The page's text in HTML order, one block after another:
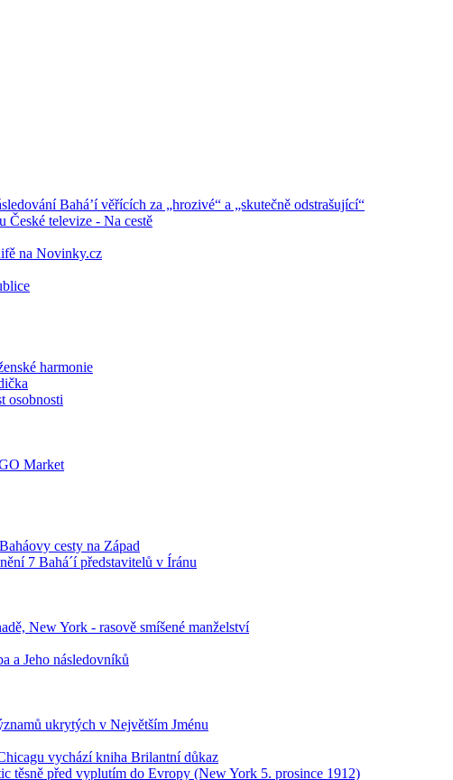
Bahá’í věřících za „hrozivé“ a „skutečně odstrašující“
České televize - Na cestě
na Novinky.cz
harmonie
osobnosti
Market
cesty na Západ
7 Bahá´í představitelů v Íránu
New York - rasově smíšené manželství
a Jeho následovníků
ukrytých v Největším Jménu
vychází kniha Brilantní důkaz
těsně před vyplutím do Evropy (New York 5. prosince 1912)